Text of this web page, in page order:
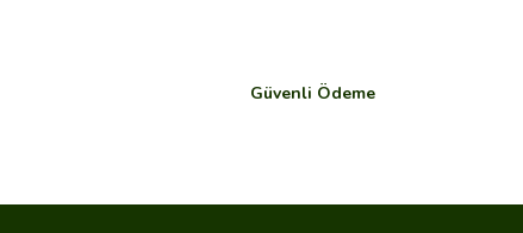
Güvenli Ödeme